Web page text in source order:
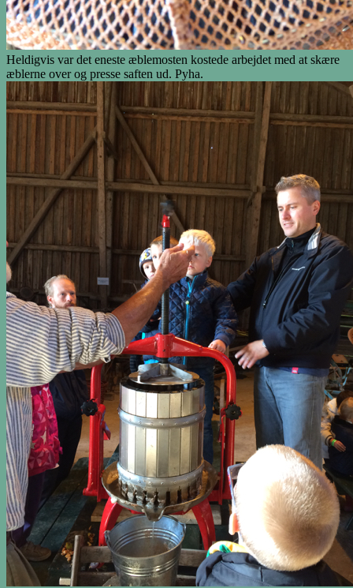
Heldigvis var det eneste æblemosten kostede arbejdet med at skære
æblerne over og presse saften ud. Pyha.